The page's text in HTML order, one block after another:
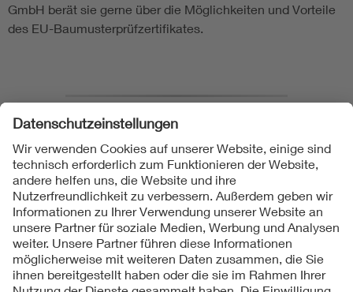
GmbH berät sie gerne über die Möglichkeiten und Vorteile
des EU-Baumusterprüfzertifikates.
Folgen Sie uns auf